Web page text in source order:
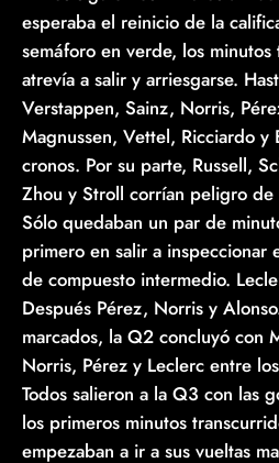
esperaba el reinicio de la
semáforo en verde, los
atrevía a salir y arriesgarse.
Verstappen, Sainz, Norris,
Magnussen, Vettel, Ricciardo y
cronos. Por su parte, Russell,
Zhou y Stroll corrían peligro de
Sólo quedaban un par de
primero en salir a inspeccionar
de compuesto intermedio.
Después Pérez, Norris y
marcados, la Q2 concluyó con
Norris, Pérez y Leclerc entre
Todos salieron a la Q3 con las
los primeros minutos
empezaban a ir a sus vueltas